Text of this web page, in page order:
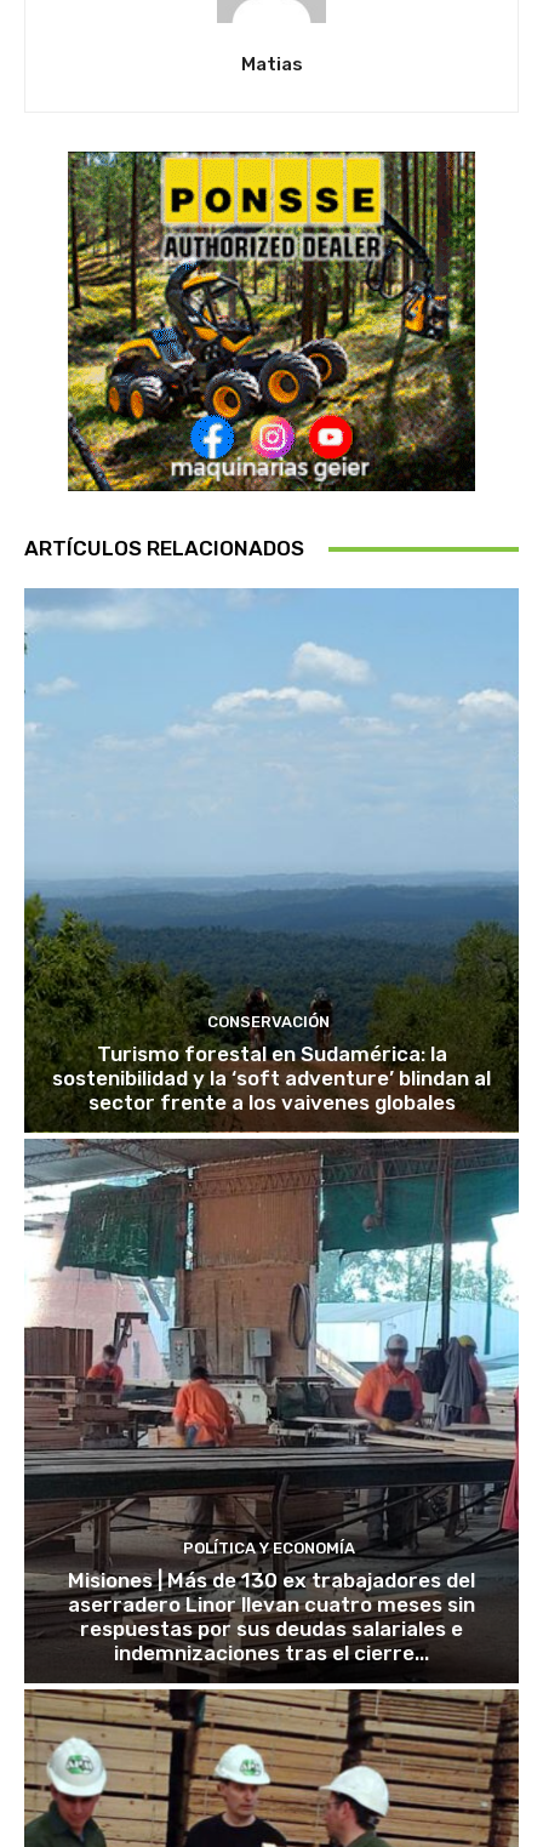
Matias
ARTÍCULOS RELACIONADOS
CONSERVACIÓN
Turismo forestal en Sudamérica: la
sostenibilidad y la ‘soft adventure’ blindan al
sector frente a los vaivenes globales
POLÍTICA Y ECONOMÍA
Misiones | Más de 130 ex trabajadores del
aserradero Linor llevan cuatro meses sin
respuestas por sus deudas salariales e
indemnizaciones tras el cierre...